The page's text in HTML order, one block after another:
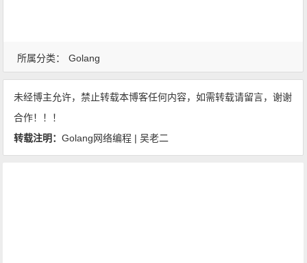
所属分类： Golang
未经博主允许，禁止转载本博客任何内容，如需转载请留言，谢谢
合作！！！
转载注明：Golang网络编程 | 吴老二